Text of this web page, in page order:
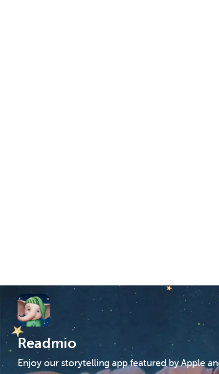
Readmio
Enjoy our storytelling app featured by Apple